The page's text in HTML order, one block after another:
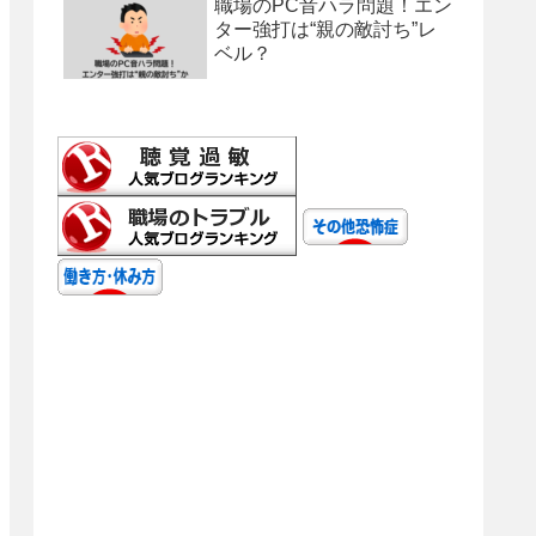
職場のPC音ハラ問題！エン
ター強打は“親の敵討ち”レ
ベル？